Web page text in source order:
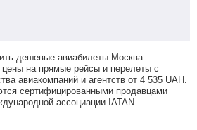
дешевые авиабилеты Москва —
на прямые рейсы и перелеты с
авиакомпаний и агентств от 4 535 UAH
сертифицированными продавцами
ассоциации IATAN.